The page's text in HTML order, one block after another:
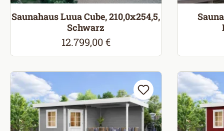
Saunahaus Luua Cube, 210,0x254,5,
Schwarz
Regulärer Preis:
12.799,00 €